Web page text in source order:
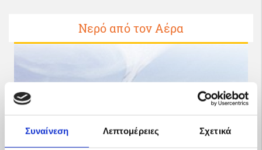
Συναίνεση Λεπτομέρειες Σχετικά
Νερό από τον Αέρα